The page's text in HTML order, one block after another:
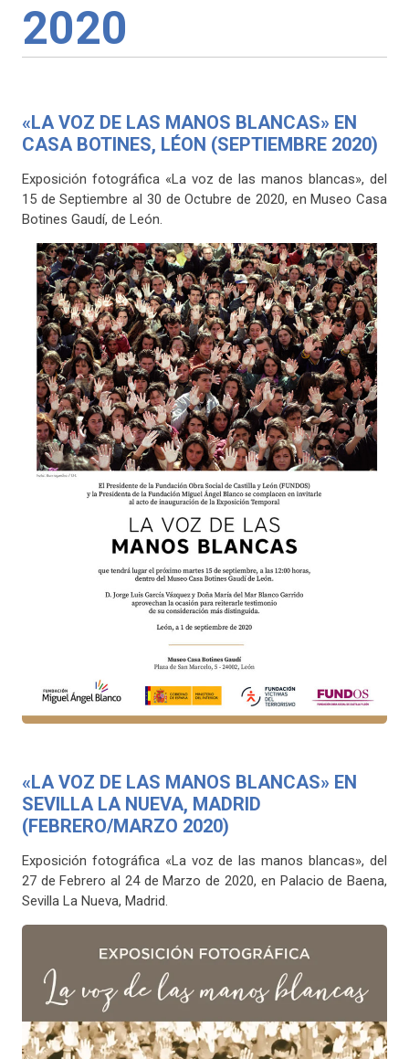
2020
«LA VOZ DE LAS MANOS BLANCAS» EN
CASA BOTINES, LÉON (SEPTIEMBRE 2020)
Exposición fotográfica «La voz de las manos blancas», del
15 de Septiembre al 30 de Octubre de 2020, en Museo Casa
Botines Gaudí, de León.
«LA VOZ DE LAS MANOS BLANCAS» EN
SEVILLA LA NUEVA, MADRID
(FEBRERO/MARZO 2020)
Exposición fotográfica «La voz de las manos blancas», del
27 de Febrero al 24 de Marzo de 2020, en Palacio de Baena,
Sevilla La Nueva, Madrid.